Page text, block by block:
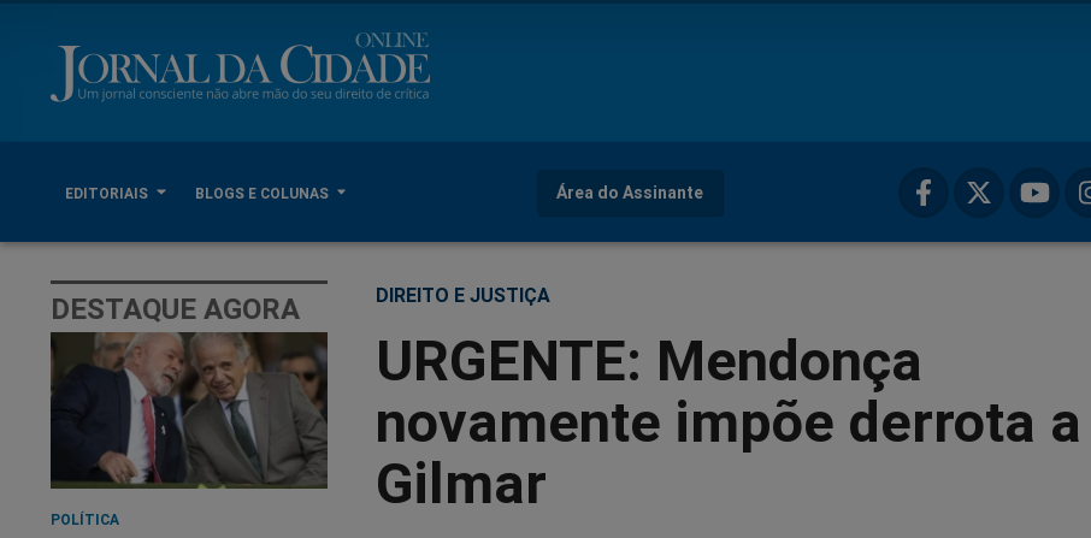
EDITORIAIS BLOGS E COLUNAS Área do Assinante
DESTAQUE AGORA
POLÍTICA
DIREITO E JUSTIÇA
URGENTE: Mendonça
novamente impõe derrota a
Gilmar